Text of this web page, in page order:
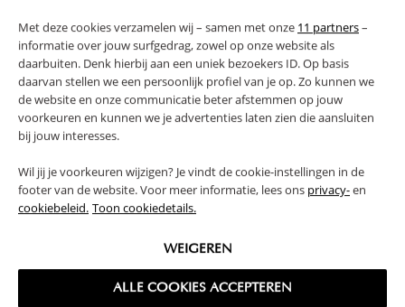
Met deze cookies verzamelen wij – samen met onze 11 partners–
informatie over jouw surfgedrag, zowel op onze website als
daarbuiten. Denk hierbij aan een uniek bezoekers ID. Op basis
daarvan stellen we een persoonlijk profiel van je op. Zo kunnen we
de website en onze communicatie beter afstemmen op jouw
voorkeuren en kunnen we je advertenties laten zien die aansluiten
bij jouw interesses.
Wil jij je voorkeuren wijzigen? Je vindt de cookie-instellingen in de
footer van de website. Voor meer informatie, lees ons privacy-en
cookiebeleid. Toon cookiedetails.
WEIGEREN
ALLE COOKIES ACCEPTEREN
FAQ
RETOUREN
High-contrast mode
VAAK SAMEN GEKOCHT